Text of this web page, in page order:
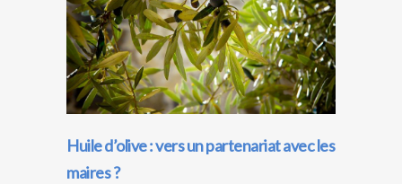
Huile d’olive : vers un partenariat avec les
maires ?